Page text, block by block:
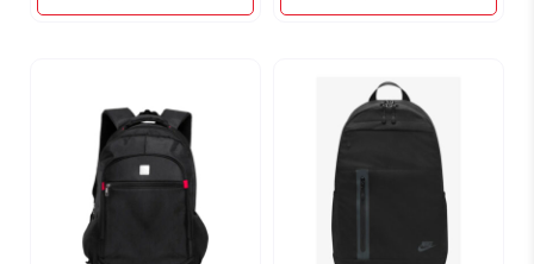
-
Cinza/Vermelho